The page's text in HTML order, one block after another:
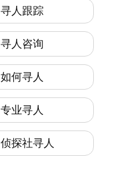
寻人跟踪
寻人咨询
如何寻人
专业寻人
侦探社寻人